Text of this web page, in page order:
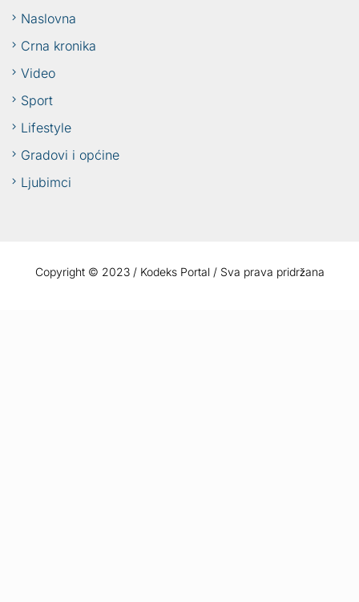
Naslovna
Crna kronika
Video
Sport
Lifestyle
Gradovi i općine
Ljubimci
Copyright © 2023 / Kodeks Portal / Sva prava pridržana